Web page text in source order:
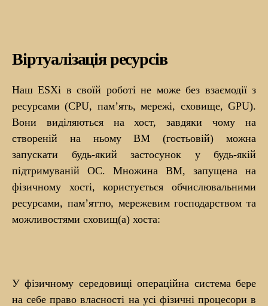
Віртуалізація ресурсів
Наш ESXi в своїй роботі не може без взаємодії з
ресурсами (CPU, пам’ять, мережі, сховище, GPU).
Вони виділяються на хост, завдяки чому на
створеній на ньому ВМ (гостьовій) можна
запускати будь-який застосунок у будь-якій
підтримуваній ОС. Множина ВМ, запущена на
фізичному хості, користується обчислювальними
ресурсами, пам’яттю, мережевим господарством та
можливостями сховищ(а) хоста:
У фізичному середовищі операційна система бере
на себе право власності на усі фізичні процесори в